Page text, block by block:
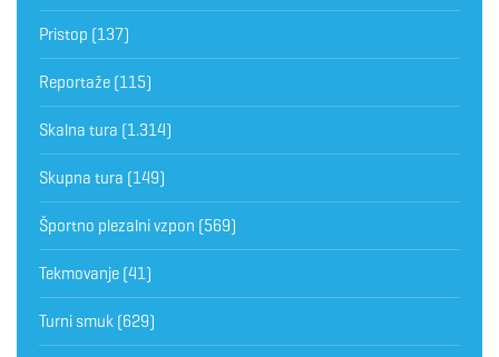
Pristop (137)
Reportaže (115)
Skalna tura (1.314)
Skupna tura (149)
Športno plezalni vzpon (569)
Tekmovanje (41)
Turni smuk (629)